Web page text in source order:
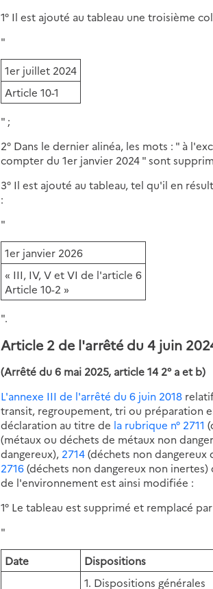
1° Il est ajouté au tableau une troisième
"
1er juillet 2024
Article 10-1
" ;
2° Dans le dernier alinéa, les mots : " à
compter du 1er janvier 2024 " sont
3° Il est ajouté au tableau, tel qu'il en
:
"
1er janvier 2026
« III, IV, V et VI de l'article 6
Article 10-2 »
".
Article 2 de l'arrêté du 4 juin
(Arrêté du 6 mai 2025, article 14 2° a et b)
L'annexe III de l'arrêté du 6 juin 2018
transit, regroupement, tri ou préparation
déclaration au titre de la rubrique n° 2711
(métaux ou déchets de métaux non
dangereux), 2714(déchets non dangereux
2716(déchets non dangereux non
de l'environnement est ainsi modifiée :
1° Le tableau est supprimé et remplacé
"
Date
Dispositions
1. Dispositions générales